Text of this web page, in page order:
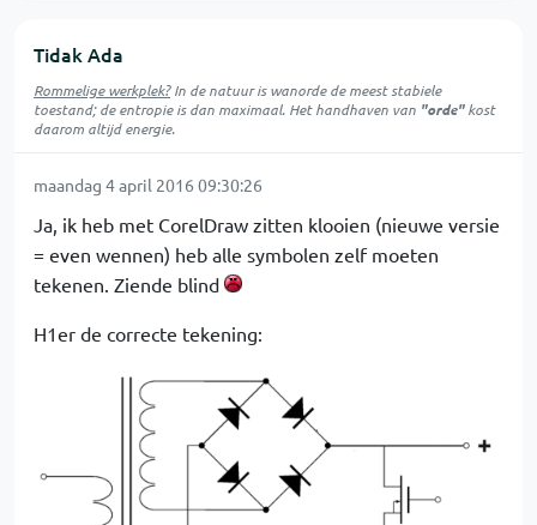
Tidak Ada
Rommelige werkplek?In de natuur iswanordede meest stabiele
toestand; de entropie is dan maximaal. Het handhaven van "orde"kost
daarom altijd energie.
maandag 4 april 2016 09:30:26
Ja, ik heb met CorelDraw zitten klooien (nieuwe versie
= even wennen) heb alle symbolen zelf moeten
tekenen. Ziende blind
H1er de correcte tekening: